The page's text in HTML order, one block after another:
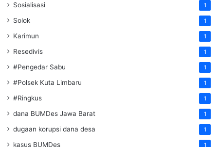
Sosialisasi 1
Solok 1
Karimun 1
Resedivis 1
#Pengedar Sabu 1
#Polsek Kuta Limbaru 1
#Ringkus 1
dana BUMDes Jawa Barat 1
dugaan korupsi dana desa 1
kasus BUMDes 1